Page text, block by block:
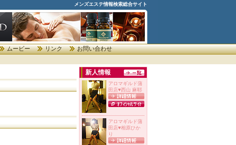
メンズエステ情報検索総合サイト
ムービー リンク お問い合わせ
新人情報
アロマギルド蒲
田店♥西山 麻耶
アロマギルド蒲
田店♥相原ひか
り